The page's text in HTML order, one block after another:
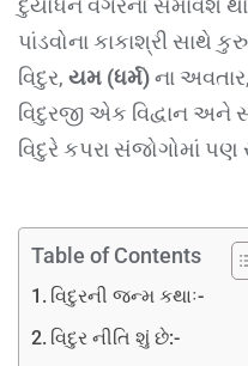
દુર્યોધન વગેરેનો સમાવેશ
પાંડવોના કાકાશ્રી સાથે
વિદુર, યમ (ધર્મ)ના
વિદુરજી એક વિદ્વાન અને
વિદુરે કપરા સંજોગોમાં પણ
Table of Contents
વિદુરની જન્મ કથાઃ-
વિદુર નીતિ શું છે:-